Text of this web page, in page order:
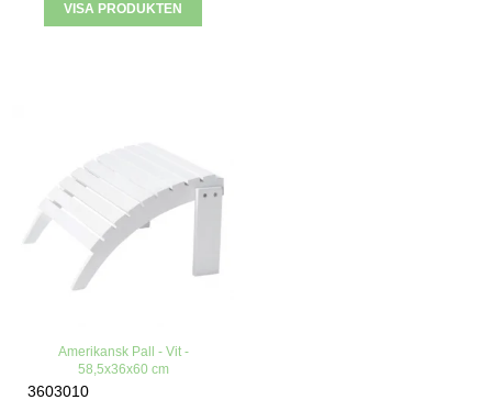
VISA PRODUKTEN
Amerikansk Pall - Vit -
58,5x36x60 cm
3603010